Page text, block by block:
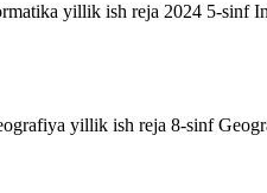
yillik ish reja 2024 5-sinf
yillik ish reja 8-sinf